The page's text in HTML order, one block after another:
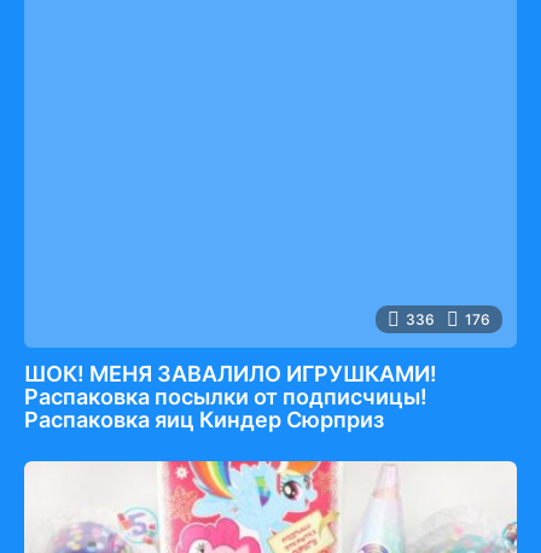
336 176
ШОК! МЕНЯ ЗАВАЛИЛО ИГРУШКАМИ!
Распаковка посылки от подписчицы!
Распаковка яиц Киндер Сюрприз